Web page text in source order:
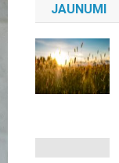
JAUNUMI